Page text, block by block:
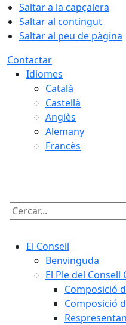
Saltar a la capçalera
Saltar al contingut
Saltar al peu de pàgina
Contactar
Idiomes
Català
Castellà
Anglès
Alemany
Francès
Cercar:
El Consell
Benvinguda
El Ple del Consell
Composició
Composició